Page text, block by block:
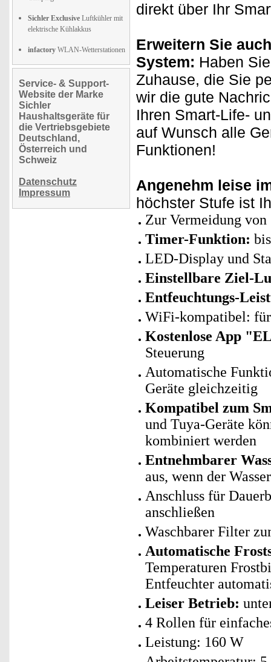
Sichler Exclusive Luftkühler mit
elektrische Kühlakkus
infactory WLAN-Wetterstationen
Service- & Support-
Website der Marke
Sichler
Haushaltsgeräte für
die Vertriebsgebiete
Deutschland,
Österreich und
Schweiz
Datenschutz
Impressum
direkt über Ihr
Erweitern Sie
System: Haben
Zuhause, die Sie
wir die gute
Ihren Smart-Life-
auf Wunsch alle
Funktionen!
Angenehm leise
höchster Stufe ist
Zur Vermeidung
Timer-Funktion:
LED-Display und
Einstellbare Ziel-
Entfeuchtungs-
WiFi-kompatibel:
Kostenlose App
Steuerung
Automatische
Geräte gleichzeitig
Kompatibel zum
und Tuya-Geräte
kombiniert werden
Entnehmbarer
aus, wenn der
Anschluss für
anschließen
Waschbarer Filter
Automatische
Temperaturen
Entfeuchter
Leiser Betrieb:
4 Rollen für
Leistung: 160 W